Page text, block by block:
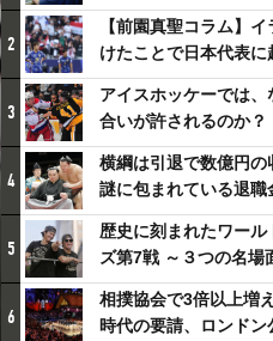
優勝を巡るさまざまな
2
【前園真聖コラム】
けたことで日本代表に
ラスとは
3
アイスホッケーでは、
合いが許されるのか
「ファイティング」ル
いて
4
横綱は引退で数億円の
謎に包まれている退職
相撲興行
5
歴史に刻まれたワール
ズ第7戦 ～３つの名場
る～
6
相撲協会で3倍以上増
時代の要請、ロンドン